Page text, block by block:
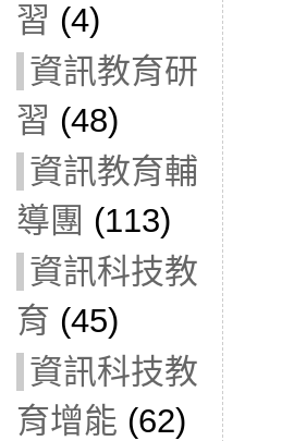
習 (4)
資訊教育研
習 (48)
資訊教育輔
導團 (113)
資訊科技教
育 (45)
資訊科技教
育增能 (62)